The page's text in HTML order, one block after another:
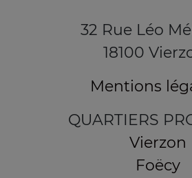
32 Rue Léo
18100
Mentions
QUARTIERS
Vierzon
Foëcy